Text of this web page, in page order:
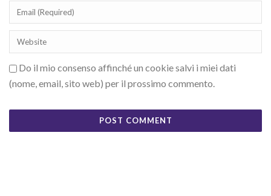
Do il mio consenso affinché un cookie salvi i miei dati
(nome, email, sito web) per il prossimo commento.